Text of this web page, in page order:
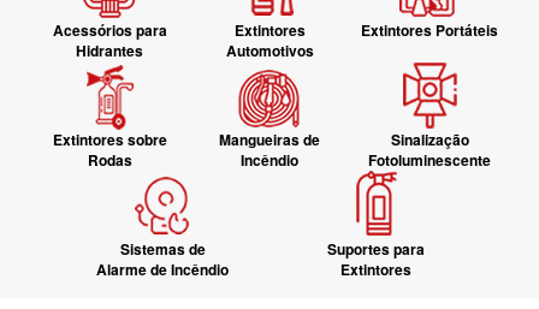
Acessórios para
Hidrantes
Extintores
Automotivos
Extintores Portáteis
Extintores sobre
Rodas
Mangueiras de
Incêndio
Sinalização
Fotoluminescente
Sistemas de
Alarme de Incêndio
Suportes para
Extintores